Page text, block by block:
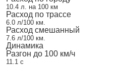
10.4 л. на 100 км
Расход по трассе
6.0 л/100 км.
Расход смешанный
7.6 л/100 км.
Динамика
Разгон до 100 км/ч
11.1 с